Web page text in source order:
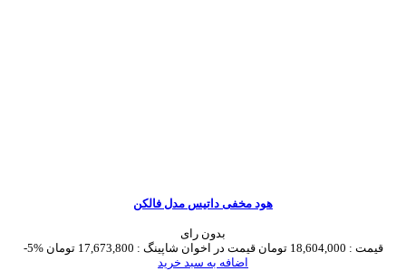
هود مخفی داتیس مدل فالکن
بدون رای
-5%
قیمت : 18,604,000 تومان قیمت در اخوان شاپینگ : 17,673,800 تومان
اضافه به سبد خرید